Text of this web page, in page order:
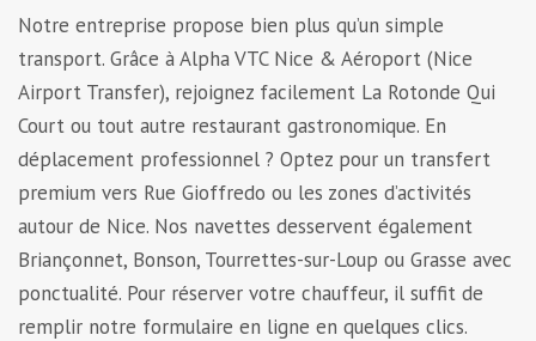
Notre entreprise propose bien plus qu’un simple
transport. Grâce à Alpha VTC Nice & Aéroport (Nice
Airport Transfer), rejoignez facilement La Rotonde Qui
Court ou tout autre restaurant gastronomique. En
déplacement professionnel ? Optez pour un transfert
premium vers Rue Gioffredo ou les zones d’activités
autour de Nice. Nos navettes desservent également
Briançonnet, Bonson, Tourrettes-sur-Loup ou Grasse avec
ponctualité. Pour réserver votre chauffeur, il suffit de
remplir notre formulaire en ligne en quelques clics.